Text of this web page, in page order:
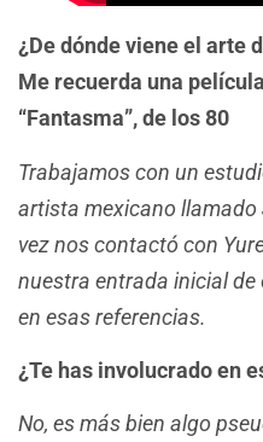
¿De dónde viene el arte
Me recuerda una
“Fantasma”, de los 80
Trabajamos con un
artista mexicano llamado
vez nos contactó con
nuestra entrada inicial de
en esas referencias.
¿Te has involucrado en
No, es más bien algo